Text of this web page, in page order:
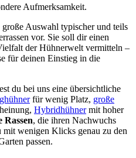
Aufmerksamkeit.
Auswahl typischer und teils
vor. Sie soll dir einen
der Hühnerwelt vermitteln –
für deinen Einstieg in die
du bei uns eine übersichtliche
für wenig Platz, große
Hybridhühnermit hoher
, die ihren Nachwuchs
mit wenigen Klicks genau zu den
passen.